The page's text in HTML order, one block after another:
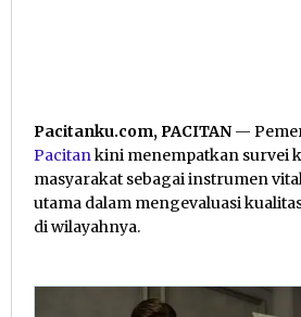
Pacitanku.com, PACITAN —
Pacitankini menempatkan survei
masyarakat sebagai instrumen
utama dalam mengevaluasi
di wilayahnya.